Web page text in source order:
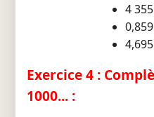
4
Exercice 4 :
1000... :